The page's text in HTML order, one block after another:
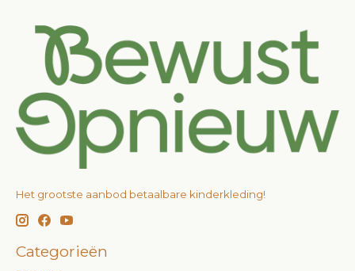
Het grootste aanbod betaalbare kinderkleding!
Categorieën